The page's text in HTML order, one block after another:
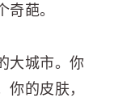
葩。
大城市。你
的皮肤，